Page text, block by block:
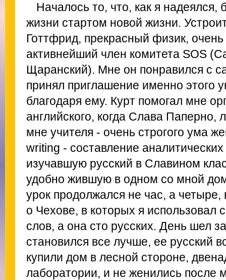
Началось то, что, как я
жизни стартом новой жизни.
Готтфрид, прекрасный физик,
активнейший член комитета SOS
Щаранский). Мне он понравился с
принял приглашение именно этого
благодаря ему. Курт помогал мне
английского, когда Слава Паперно,
мне учителя - очень строгого ума
writing - составление
изучавшую русский в Славином
удобно жившую в одном со мной
урок продолжался не час, а
о Чехове, в которых я использовал
слов, а она сто русских. День шел
становился все лучше, ее русский
купили дом в лесной стороне,
лаборатории, и не женились после